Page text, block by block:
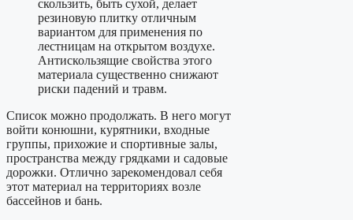
скользить, быть сухой, делает
резиновую плитку отличным
вариантом для применения по
лестницам на открытом воздухе.
Антискользящие свойства этого
материала существенно снижают
риски падений и травм.
Список можно продолжать. В него могут
войти конюшни, курятники, входные
группы, прихожие и спортивные залы,
пространства между грядками и садовые
дорожки. Отлично зарекомендовал себя
этот материал на территориях возле
бассейнов и бань.